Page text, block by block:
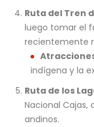
Ruta del Tren
luego tomar el
recientemente
indígena y la
Ruta de los
Nacional Cajas,
andinos.